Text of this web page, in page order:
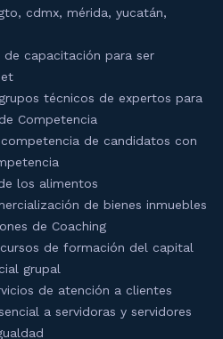
cdmx, mérida, yucatán,
de capacitación para ser
técnicos de expertos para
Competencia
de candidatos con
los alimentos
de bienes inmuebles
de Coaching
cursos de formación del capital
grupal
de atención a clientes
a servidoras y servidores